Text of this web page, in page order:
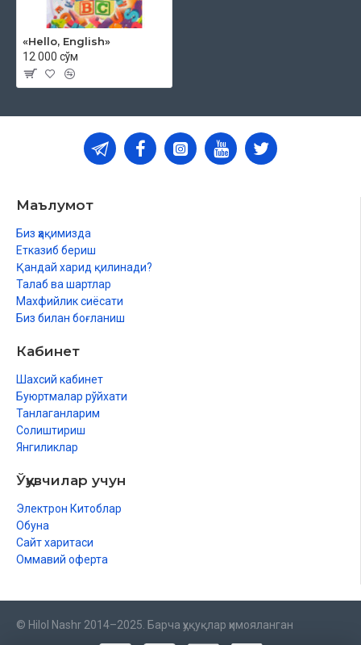
«Hello, English»
12 000 сўм
Маълумот
Биз ҳақимизда
Етказиб бериш
Қандай харид қилинади?
Талаб ва шартлар
Махфийлик сиёсати
Биз билан боғланиш
Кабинет
Шахсий кабинет
Буюртмалар рўйхати
Танлаганларим
Солиштириш
Янгиликлар
Ўқувчилар учун
Электрон Китоблар
Обуна
Сайт харитаси
Оммавий оферта
© Hilol Nashr 2014–2025. Барча ҳуқуқлар ҳимояланган